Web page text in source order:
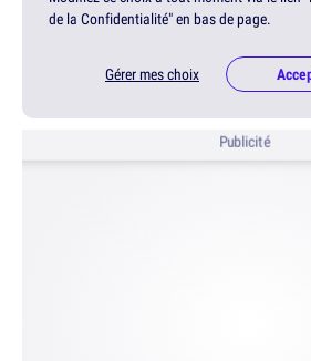
de la Confidentialité" en bas de page.
Gérer mes choix
Publicité